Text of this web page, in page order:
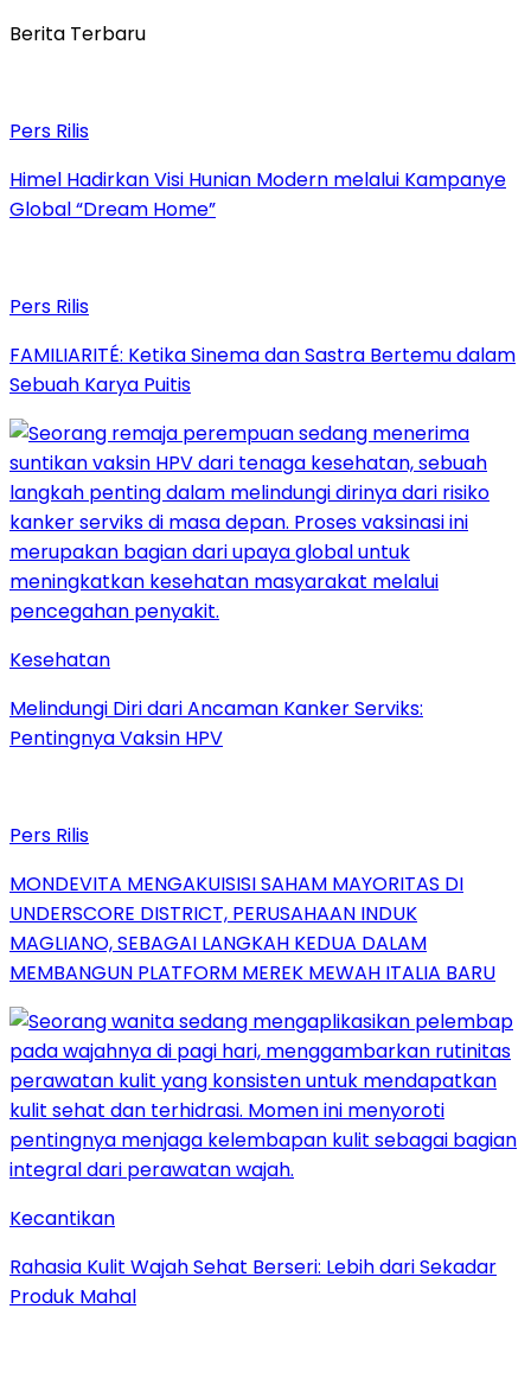
Berita Terbaru
Pers Rilis
Himel Hadirkan Visi Hunian Modern melalui Kampanye
Global “Dream Home”
Pers Rilis
FAMILIARITÉ: Ketika Sinema dan Sastra Bertemu dalam
Sebuah Karya Puitis
Kesehatan
Melindungi Diri dari Ancaman Kanker Serviks:
Pentingnya Vaksin HPV
Pers Rilis
MONDEVITA MENGAKUISISI SAHAM MAYORITAS DI
UNDERSCORE DISTRICT, PERUSAHAAN INDUK
MAGLIANO, SEBAGAI LANGKAH KEDUA DALAM
MEMBANGUN PLATFORM MEREK MEWAH ITALIA BARU
Kecantikan
Rahasia Kulit Wajah Sehat Berseri: Lebih dari Sekadar
Produk Mahal